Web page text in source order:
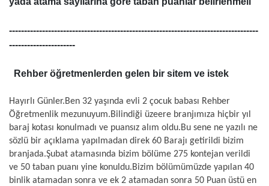
-----------------------------------------------------------------------------------
----------------------
Rehber öğretmenlerden gelen bir sitem ve istek
Hayırlı Günler.Ben 32 yaşında evli 2 çocuk babası Rehber
Öğretmenlik mezunuyum.Bilindiği üzeere branjımıza hiçbir yıl
baraj kotası konulmadı ve puansız alım oldu.Bu sene ne yazılı ne
sözlü bir açıklama yapılmadan direk 60 Barajı getirildi bizim
branjada.Şubat atamasında bizim bölüme 275 kontejan verildi
ve 50 taban puanı yine konuldu.Bizim bölümümüzde yapılan 40
binlik atamadan sonra ve ek 2 atamadan sonra 50 Puan üstü en